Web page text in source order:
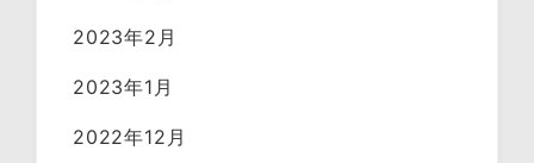
2023年2月
2023年1月
2022年12月